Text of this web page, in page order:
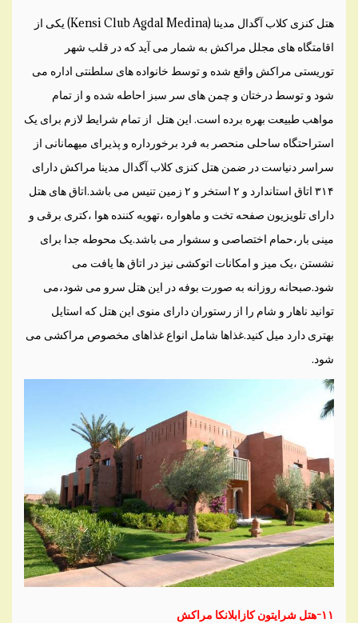
هتل کنزی کلاب آگدال مدینا (Kensi Club Agdal Medina) یکی از
اقامتگاه های مجلل مراکش به شمار می آید که در قلب شهر
توریستی مراکش واقع شده و توسط خانواده های سلطنتی اداره می
شود و توسط درختان و چمن های سر سبز احاطه شده و از تمام
مواهب طبیعت بهره برده است. این هتل از تمام شرایط لازم برای یک
استراحتگاه ساحلی منحصر به فرد برخورداره و پذیرای میهمانانی از
سراسر دنیاست در ضمن هتل کنزی کلاب آگدال مدینا مراکش دارای
۳۱۴ اتاق استاندارد و ۲ استخر و ۲ زمین تنیس می باشد.اتاق های هتل
دارای تلویزیون صفحه تخت و ماهواره ،تهویه کننده هوا ،کتری برقی و
مینی بار،حمام اختصاصی و سشوار می باشد.یک محوطه جدا برای
نشستن ،یک میز و امکانات اتوکشی نیز در اتاق ها یافت می
شود.صبحانه روزانه به صورت بوفه در این هتل سرو می شود،می
توانید ناهار و شام را از رستوران دارای منوی این هتل که استایل
بهتری دارد میل کنید.غذاها شامل انواع غذاهای مخصوص مراکشی می
شود.
۱۱-هتل شرایتون کازابلانکا مراکش